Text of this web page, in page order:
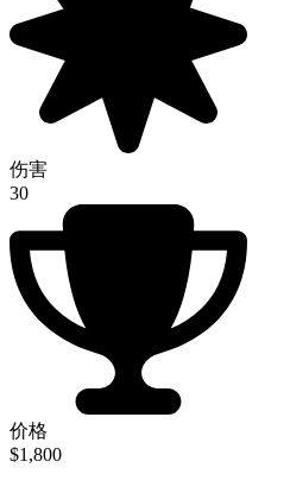
伤害
30
价格
$1,800